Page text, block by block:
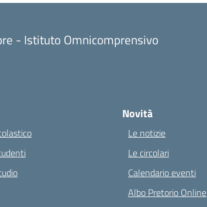
- Istituto Omnicomprensivo
Novità
Le notizie
Le circolari
Calendario eventi
Albo Pretorio Online